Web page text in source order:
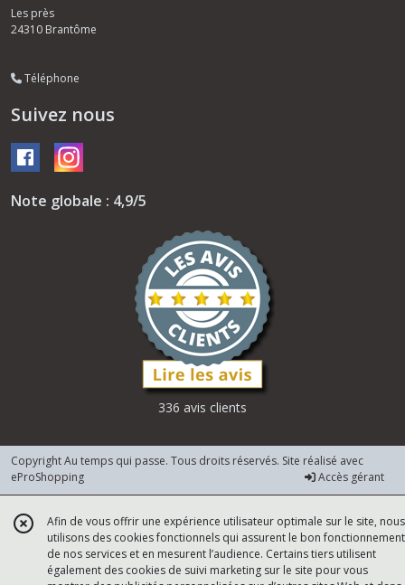
Les près
24310 Brantôme
Téléphone
Suivez nous
Note globale : 4,9/5
336 avis clients
Copyright Au temps qui passe. Tous droits réservés. Site réalisé avec
eProShopping
Accès gérant
Afin de vous offrir une expérience utilisateur optimale sur le site, nous
utilisons des cookies fonctionnels qui assurent le bon fonctionnement
de nos services et en mesurent l’audience. Certains tiers utilisent
également des cookies de suivi marketing sur le site pour vous